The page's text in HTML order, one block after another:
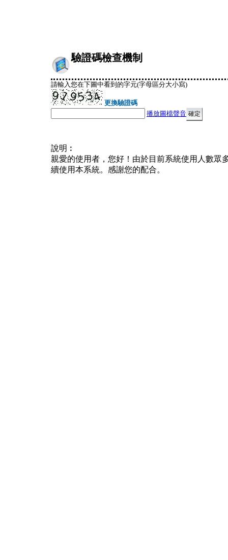
驗證碼檢查機制
請輸入您在下圖中看到的字元(字母區分大小寫)
更換驗證碼
播放圖檔聲音
說明︰
親愛的使用者，您好！由於目前系統使用人數眾
續使用本系統。感謝您的配合。